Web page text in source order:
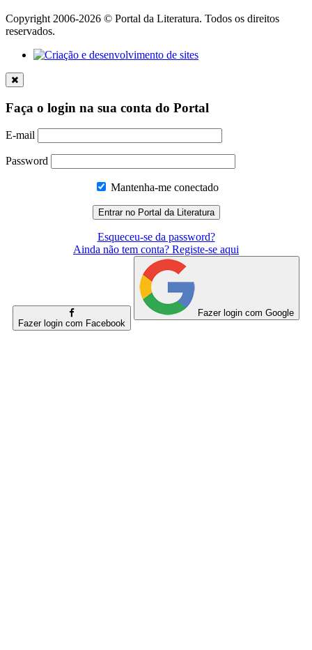
Copyright 2006-2026 © Portal da Literatura. Todos os direitos
reservados.
Faça o login na sua conta do Portal
E-mail
Password
Mantenha-me conectado
Esqueceu-se da password?
Ainda não tem conta? Registe-se aqui
Fazer login com Facebook
Fazer login com Google